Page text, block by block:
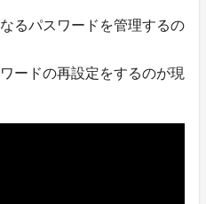
るパスワードを管理するの
ードの再設定をするのが現